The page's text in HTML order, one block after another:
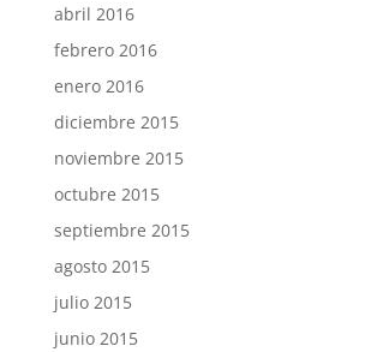
abril 2016
febrero 2016
enero 2016
diciembre 2015
noviembre 2015
octubre 2015
septiembre 2015
agosto 2015
julio 2015
junio 2015